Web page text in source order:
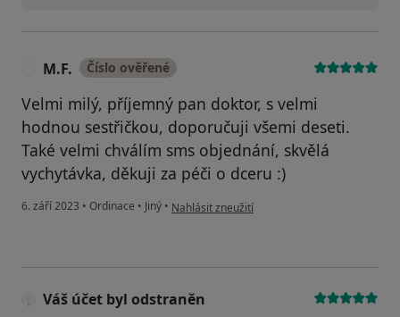
M.F. Číslo ověřené
Velmi milý, příjemný pan doktor, s velmi
hodnou sestřičkou, doporučuji všemi deseti.
Také velmi chválím sms objednání, skvělá
vychytávka, děkuji za péči o dceru :)
6. září 2023 • Ordinace • Jiný • podle názoru uživatele M.F.
Nahlásit zneužití
Váš účet byl odstraněn